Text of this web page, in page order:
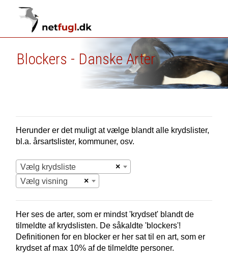
Blockers - Danske Arter
Herunder er det muligt at vælge blandt alle krydslister,
bl.a. årsartslister, kommuner, osv.
×
Vælg krydsliste
×
Vælg visning
Her ses de arter, som er mindst 'krydset' blandt de
tilmeldte af krydslisten. De såkaldte 'blockers'!
Definitionen for en blocker er her sat til en art, som er
krydset af max 10% af de tilmeldte personer.